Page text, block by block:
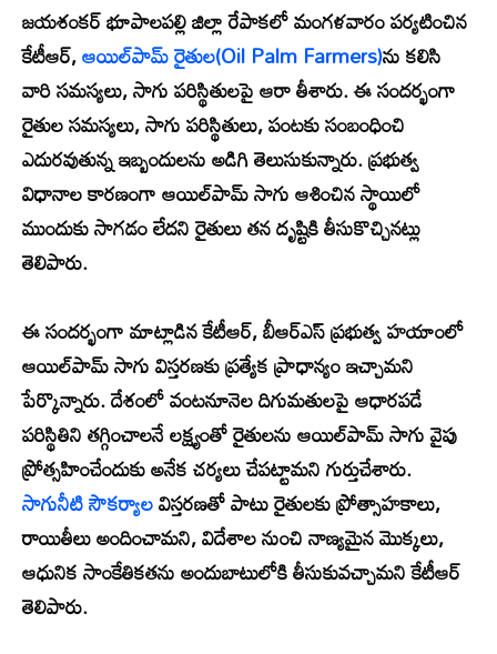
జయశంకర్ భూపాలపల్లి జిల్లా రేపాకలో మంగళవారం పర్యటించిన
కేటీఆర్,ఆయిల్‌పామ్ రైతుల(Oil Palm Farmers)ను కలిసి
వారి సమస్యలు, సాగు పరిస్థితులపై ఆరా తీశారు. ఈ సందర్భంగా
రైతుల సమస్యలు, సాగు పరిస్థితులు, పంటకు సంబంధించి
ఎదురవుతున్న ఇబ్బందులను అడిగి తెలుసుకున్నారు. ప్రభుత్వ
విధానాల కారణంగా ఆయిల్‌పామ్ సాగు ఆశించిన స్థాయిలో
ముందుకు సాగడం లేదని రైతులు తన దృష్టికి తీసుకొచ్చినట్లు
తెలిపారు.
ఈ సందర్భంగా మాట్లాడిన కేటీఆర్, బీఆర్ఎస్ ప్రభుత్వ హయాంలో
ఆయిల్‌పామ్ సాగు విస్తరణకు ప్రత్యేక ప్రాధాన్యం ఇచ్చామని
పేర్కొన్నారు. దేశంలో వంటనూనెల దిగుమతులపై ఆధారపడే
పరిస్థితిని తగ్గించాలనే లక్ష్యంతో రైతులను ఆయిల్‌పామ్ సాగు వైపు
ప్రోత్సహించేందుకు అనేక చర్యలు చేపట్టామని గుర్తుచేశారు.
సాగునీటి సౌకర్యాలవిస్తరణతో పాటు రైతులకు ప్రోత్సాహకాలు,
రాయితీలు అందించామని, విదేశాల నుంచి నాణ్యమైన మొక్కలు,
ఆధునిక సాంకేతికతను అందుబాటులోకి తీసుకువచ్చామని కేటీఆర్
తెలిపారు.